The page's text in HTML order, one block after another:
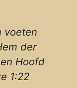
voeten
der
Hoofd
1:22